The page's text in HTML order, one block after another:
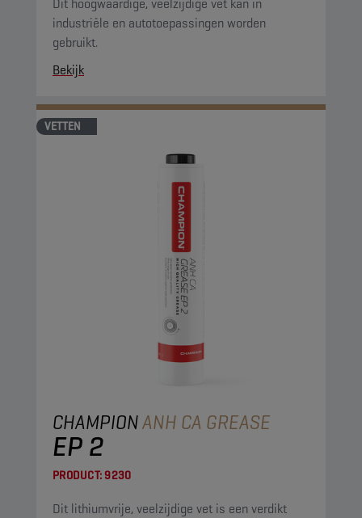
Dit hoogwaardige, veelzijdige vet kan in
industriële en autotoepassingen worden
gebruikt.
Bekijk
VETTEN
CHAMPIONANH CA GREASE
EP 2
PRODUCT:9230
Dit lithiumvrije, veelzijdige vet is een verdikt